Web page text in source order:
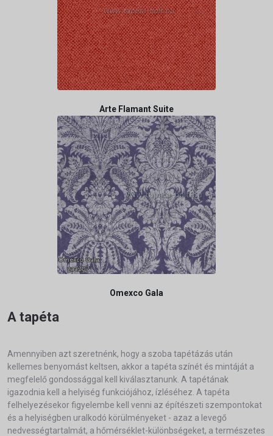
Arte Flamant Suite
Omexco Gala
A tapéta
Amennyiben azt szeretnénk, hogy a szoba tapétázás után
kellemes benyomást keltsen, akkor a tapéta színét és mintáját a
megfelelő gondossággal kell kiválasztanunk. A tapétának
igazodnia kell a helyiség funkciójához, ízléséhez. A tapéta
felhelyezésekor figyelembe kell venni az építészeti szempontokat
és a helyiségben uralkodó körülményeket - azaz a levegő
nedvességtartalmát, a hőmérséklet-különbségeket, a természetes